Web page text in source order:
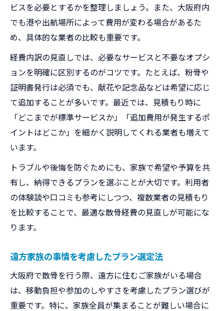
ビスを必要とするかを整理しましょう。また、大阪府内
でも港や出航場所によって費用が変わる場合があるた
め、具体的な業者の比較も重要です。
経費内訳の見直しでは、必要なサービスと不要なオプシ
ョンを明確に区別するのがコツです。たとえば、粉骨や
証明書発行は必須でも、献花や記念品などは希望に応じ
て追加することが多いです。最近では、見積もり時に
「どこまでが標準サービスか」「追加費用が発生するポ
イントはどこか」を細かく説明してくれる業者も増えて
います。
トラブルや後悔を防ぐためにも、家族で希望や予算を共
有し、納得できるプランを選ぶことが大切です。利用者
の体験談や口コミも参考にしつつ、複数業者の見積もり
を比較することで、最適な散骨経費の見直しが可能にな
ります。
遠方家族の事情を考慮したプラン選定法
大阪府で散骨を行う際、遠方に住むご家族がいる場合
は、移動負担や参加のしやすさを考慮したプラン選びが
重要です。特に、家族全員が集まることが難しい場合に